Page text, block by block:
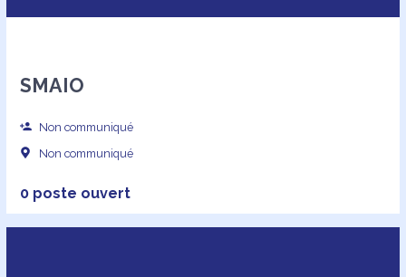
SMAIO
Non communiqué
Non communiqué
0 poste ouvert